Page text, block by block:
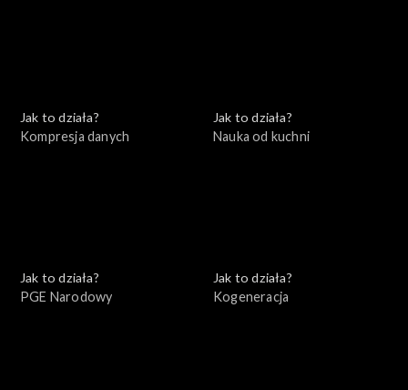
Jak to działa?
Kompresja danych
Jak to działa?
Nauka od kuchni
Jak to działa?
PGE Narodowy
Jak to działa?
Kogeneracja